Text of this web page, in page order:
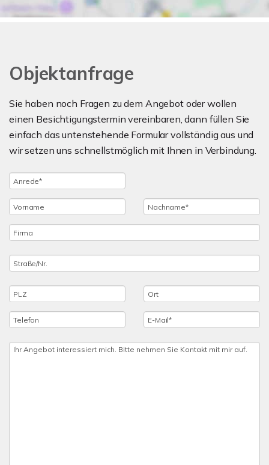
Objektanfrage
Sie haben noch Fragen zu dem Angebot oder wollen
einen Besichtigungstermin vereinbaren, dann füllen Sie
einfach das untenstehende Formular vollständig aus und
wir setzen uns schnellstmöglich mit Ihnen in Verbindung.